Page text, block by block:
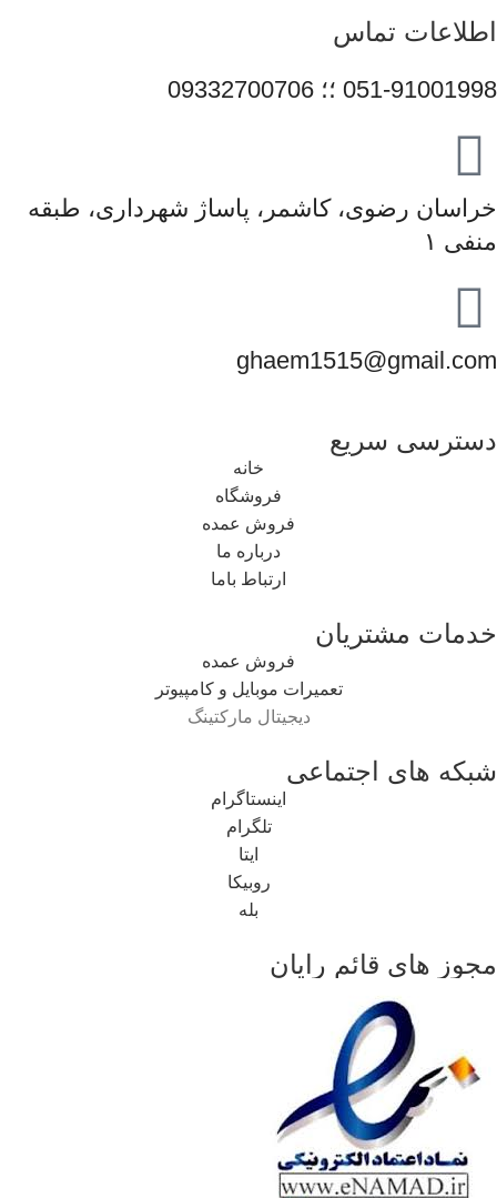
اطلاعات تماس
051-91001998 ؛؛ 09332700706
خراسان رضوی، کاشمر، پاساژ شهرداری، طبقه
منفی ۱
ghaem1515@gmail.com
دسترسی سریع
خانه
فروشگاه
فروش عمده
درباره ما
ارتباط باما
خدمات مشتریان
فروش عمده
تعمیرات موبایل و کامپیوتر
دیجیتال مارکتینگ
شبکه های اجتماعی
اینستاگرام
تلگرام
ایتا
روبیکا
بله
مجوز های قائم رایان